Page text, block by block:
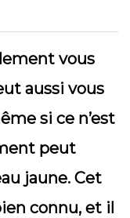
vous
aussi vous
si ce n’est
peut
jaune. Cet
connu, et il